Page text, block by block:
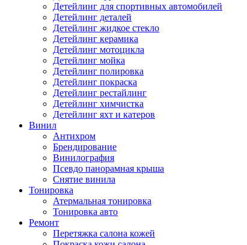
Детейлинг для спортивных автомобилей
Детейлинг деталей
Детейлинг жидкое стекло
Детейлинг керамика
Детейлинг мотоцикла
Детейлинг мойка
Детейлинг полировка
Детейлинг покраска
Детейлинг рестайлинг
Детейлинг химчистка
Детейлинг яхт и катеров
Винил
Антихром
Брендирование
Винилография
Псевдо панорамная крыша
Снятие винила
Тонировка
Атермальная тонировка
Тонировка авто
Ремонт
Перетяжка салона кожей